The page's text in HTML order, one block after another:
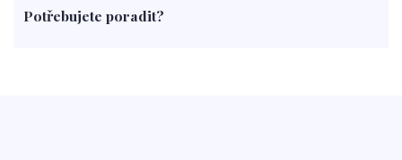
rohlíky
grilování čaj
Potřebujete poradit?